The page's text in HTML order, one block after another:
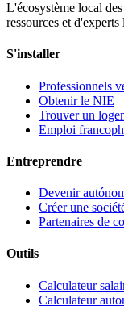
L'écosystème local
ressources et
S'installer
Professionnels
Obtenir le NIE
Trouver un
Emploi
Entreprendre
Devenir
Créer une
Partenaires de
Outils
Calculateur
Calculateur